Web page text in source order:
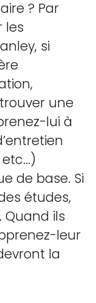
? Par
les
si
une
lui à
de base. Si
études,
ils
leur
la